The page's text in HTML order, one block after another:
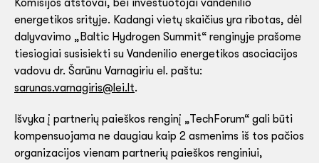
Komisijos atstovai, bei investuotojai vandenilio
energetikos srityje. Kadangi vietų skaičius yra ribotas, dėl
dalyvavimo „Baltic Hydrogen Summit“ renginyje prašome
tiesiogiai susisiekti su Vandenilio energetikos asociacijos
vadovu dr. Šarūnu Varnagiriu el. paštu:
sarunas.varnagiris@lei.lt.
Išvyka į partnerių paieškos renginį „TechForum“ gali būti
kompensuojama ne daugiau kaip 2 asmenims iš tos pačios
organizacijos vienam partnerių paieškos renginiui,